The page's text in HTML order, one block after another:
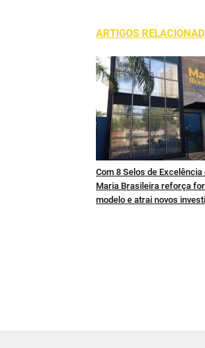
ARTIGOS
Com 8 Selos de Excelência
Maria Brasileira reforça
modelo e atrai novos